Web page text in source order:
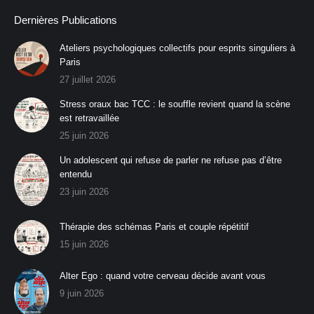
Dernières Publications
Ateliers psychologiques collectifs pour esprits singuliers à
Paris
27 juillet 2026
Stress oraux bac TCC : le souffle revient quand la scène
est retravaillée
25 juin 2026
Un adolescent qui refuse de parler ne refuse pas d’être
entendu
23 juin 2026
Thérapie des schémas Paris et couple répétitif
15 juin 2026
Alter Ego : quand votre cerveau décide avant vous
9 juin 2026